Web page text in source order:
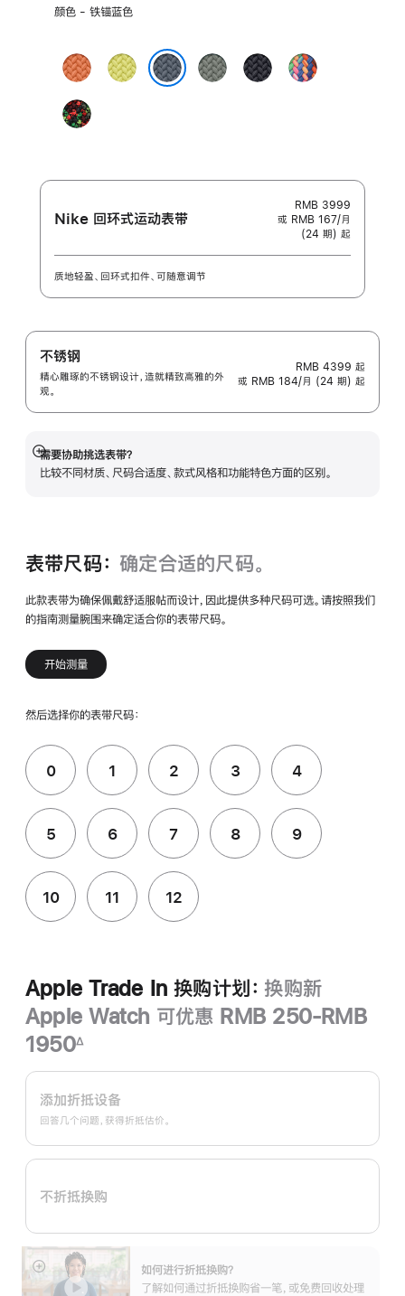
选
色:
颜色 - 铁锚蓝色
姜
黄
末
色
霓
虹
灰
绿
午
夜
彩
虹
Black
Unity
Connection
Nike 回环式运动表带
RMB 3999
或 RMB 167/月
(24 期) 起
质地轻盈、回环式扣件、可随意调节
不锈钢
精心雕琢的不锈钢设计，造就精致高雅的外
观。
RMB 4399 起
或 RMB 184/月 (24 期) 起
需要协助挑选表带？
比较不同材质、尺码合适度、款式风格和功能特色方面的区别。
展
开
表带尺码： 确定合适的尺码。
此款表带为确保佩戴舒适服帖而设计，因此提供多种尺码可选。请按照我们
的指南测量腕围来确定适合你的表带尺码。
开始测量
然后选择你的表带尺码：
0 1 2 3 4
5 6 7 8 9
10 11 12
Apple Trade In 换购计划： 换购新
Apple Watch 可优惠 RMB 250-RMB
1950
注
∆
Apple
Trade
换
购
划：
添加折抵设备
回答几个问题，获得折抵估价。
不折抵换购
如何进行折抵换购？
了解如何通过折抵换购省一笔，或免费回收处理
展